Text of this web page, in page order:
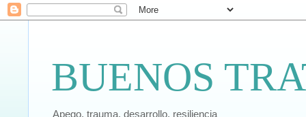
BUENOS
Apego, trauma, desarrollo, resiliencia